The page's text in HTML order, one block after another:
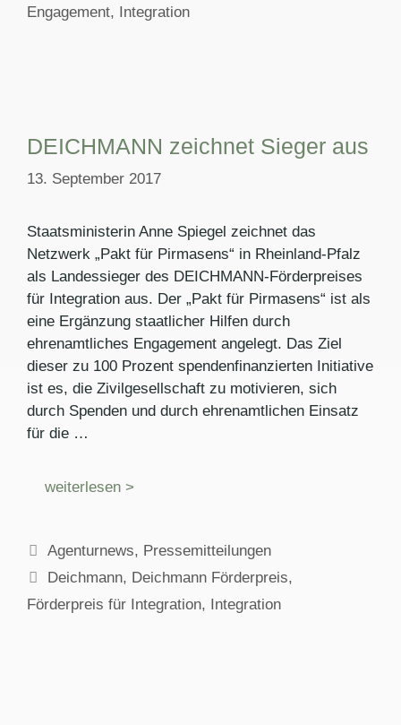
Engagement, Integration
DEICHMANN zeichnet Sieger aus
13. September 2017
Staatsministerin Anne Spiegel zeichnet das
Netzwerk „Pakt für Pirmasens“ in Rheinland-Pfalz
als Landessieger des DEICHMANN-Förderpreises
für Integration aus. Der „Pakt für Pirmasens“ ist als
eine Ergänzung staatlicher Hilfen durch
ehrenamtliches Engagement angelegt. Das Ziel
dieser zu 100 Prozent spendenfinanzierten Initiative
ist es, die Zivilgesellschaft zu motivieren, sich
durch Spenden und durch ehrenamtlichen Einsatz
für die …
weiterlesen >
Kategorien
Agenturnews, Pressemitteilungen
Schlagwörter
Deichmann, Deichmann Förderpreis,
Förderpreis für Integration, Integration